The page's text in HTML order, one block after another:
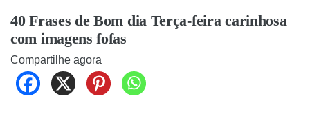
40 Frases de Bom dia Terça-feira carinhosa
com imagens fofas
Compartilhe agora